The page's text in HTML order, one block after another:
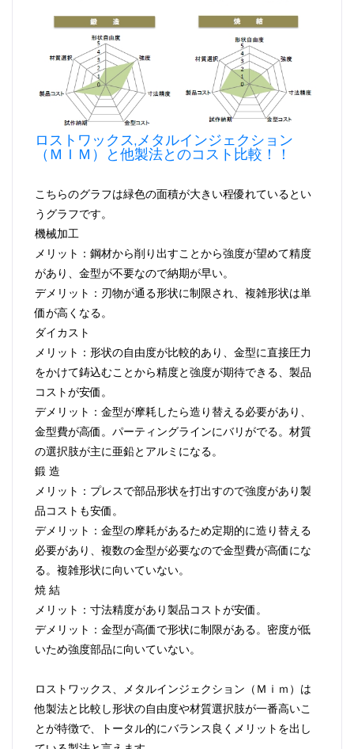
ロストワックス,メタルインジェクション
（ＭＩＭ）と他製法とのコスト比較！！
こちらのグラフは緑色の面積が大きい程優れているとい
うグラフです。
機械加工
メリット：鋼材から削り出すことから強度が望めて精度
があり、金型が不要なので納期が早い。
デメリット：刃物が通る形状に制限され、複雑形状は単
価が高くなる。
ダイカスト
メリット：形状の自由度が比較的あり、金型に直接圧力
をかけて鋳込むことから精度と強度が期待できる、製品
コストが安価。
デメリット：金型が摩耗したら造り替える必要があり、
金型費が高価。パーティングラインにバリがでる。材質
の選択肢が主に亜鉛とアルミになる。
鍛 造
メリット：プレスで部品形状を打出すので強度があり製
品コストも安価。
デメリット：金型の摩耗があるため定期的に造り替える
必要があり、複数の金型が必要なので金型費が高価にな
る。複雑形状に向いていない。
焼 結
メリット：寸法精度があり製品コストが安価。
デメリット：金型が高価で形状に制限がある。密度が低
いため強度部品に向いていない。
ロストワックス、メタルインジェクション（Ｍｉｍ）は
他製法と比較し形状の自由度や材質選択肢が一番高いこ
とが特徴で、トータル的にバランス良くメリットを出し